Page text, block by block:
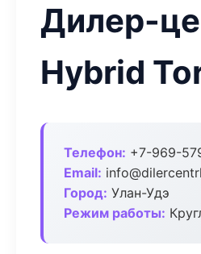
Дилер-
Hybrid
Телефон: +7-969-
Email:
Город: Улан-Удэ
Режим работы: